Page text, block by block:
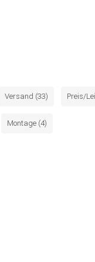
Versand (33) Preis/
Montage (4)